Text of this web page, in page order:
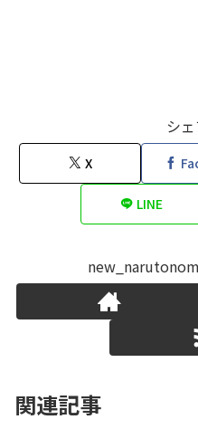
シ
X
LINE
関連記事